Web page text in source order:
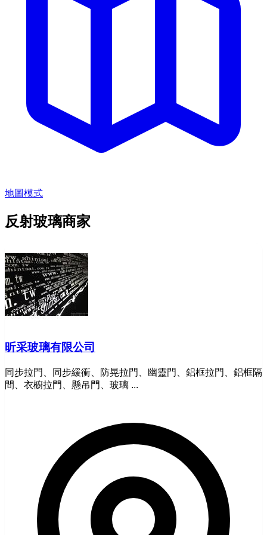
地圖模式
反射玻璃商家
昕采玻璃有限公司
同步拉門、同步緩衝、防晃拉門、幽靈門、鋁框拉門、鋁框隔
間、衣櫥拉門、懸吊門、玻璃 ...